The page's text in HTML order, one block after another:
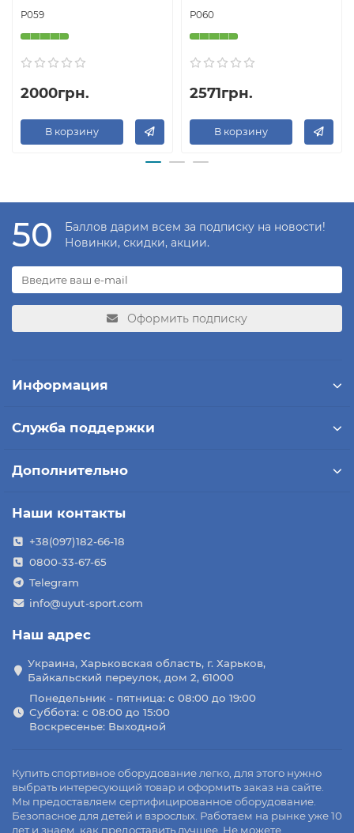
Р059
2000грн.
В корзину
Р060
2571грн.
В корзину
50
Баллов дарим всем за подписку на новости!
Новинки, скидки, акции.
Оформить подписку
Информация
Служба поддержки
Дополнительно
Наши контакты
+38(097)182-66-18
0800-33-67-65
Telegram
info@uyut-sport.com
Наш адрес
Украина, Харьковская область, г. Харьков,
Байкальский переулок, дом 2, 61000
Понедельник - пятница: с 08:00 до 19:00
Суббота: с 08:00 до 15:00
Воскресенье: Выходной
Купить спортивное оборудование легко, для этого нужно
выбрать интересующий товар и оформить заказ на сайте.
Мы предоставляем сертифицированное оборудование.
Безопасное для детей и взрослых. Работаем на рынке уже 10
лет и знаем, как предоставить лучшее. Не можете